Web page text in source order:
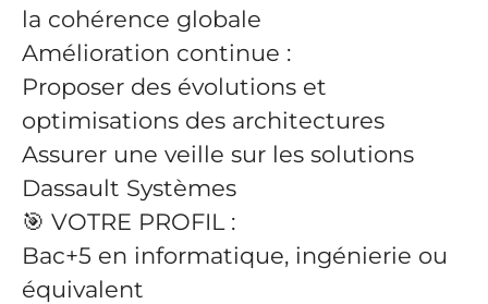
la cohérence globale
Amélioration continue :
Proposer des évolutions et
optimisations des architectures
Assurer une veille sur les solutions
Dassault Systèmes
🎯 VOTRE PROFIL :
Bac+5 en informatique, ingénierie ou
équivalent